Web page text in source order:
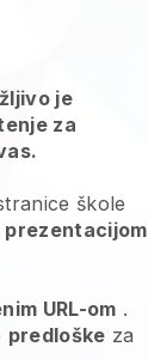
je
za
škole
URL-om .
predloške za